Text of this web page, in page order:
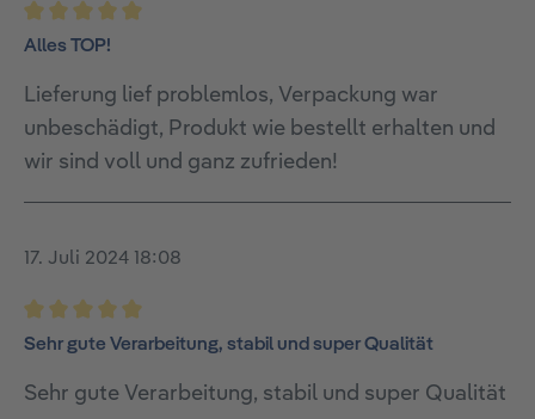
Bewertung mit 5 von 5 Sternen
Alles TOP!
Lieferung lief problemlos, Verpackung war
unbeschädigt, Produkt wie bestellt erhalten und
wir sind voll und ganz zufrieden!
17. Juli 2024 18:08
Bewertung mit 5 von 5 Sternen
Sehr gute Verarbeitung, stabil und super Qualität
Sehr gute Verarbeitung, stabil und super Qualität